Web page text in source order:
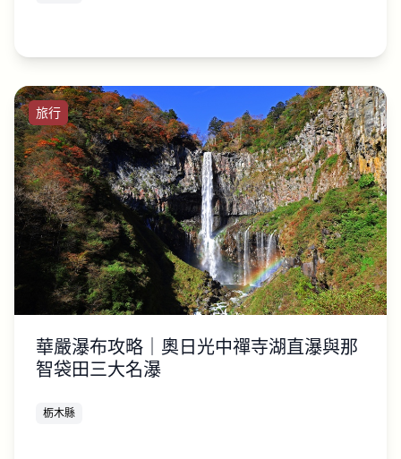
旅行
華嚴瀑布攻略｜奧日光中禪寺湖直瀑與那
智袋田三大名瀑
栃木縣